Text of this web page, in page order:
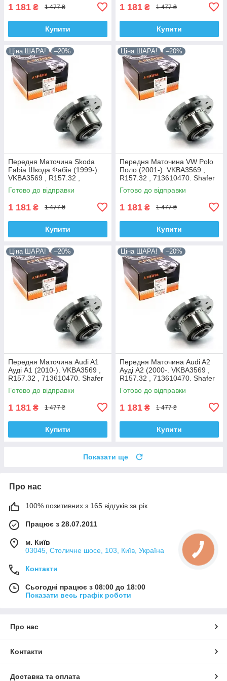
1 181 ₴ 1 477 ₴
Купити
1 181 ₴ 1 477 ₴
Купити
Ціна ШАРА! –20%
Передня Маточина Skoda
Fabia Шкода Фабія (1999-).
VKBA3569 , R157.32 ,
713610470. Shafer Австрія
Готово до відправки
1 181 ₴ 1 477 ₴
Купити
Ціна ШАРА! –20%
Передня Маточина VW Polo
Поло (2001-). VKBA3569 ,
R157.32 , 713610470. Shafer
Австрія
Готово до відправки
1 181 ₴ 1 477 ₴
Купити
Ціна ШАРА! –20%
Передня Маточина Audi A1
Ауді А1 (2010-). VKBA3569 ,
R157.32 , 713610470. Shafer
Австрія
Готово до відправки
1 181 ₴ 1 477 ₴
Купити
Ціна ШАРА! –20%
Передня Маточина Audi A2
Ауді А2 (2000-. VKBA3569 ,
R157.32 , 713610470. Shafer
Австрія
Готово до відправки
1 181 ₴ 1 477 ₴
Купити
Показати ще
Про нас
100% позитивних з 165 відгуків за рік
Працює з 28.07.2011
м. Київ
03045, Столичне шосе, 103, Київ, Україна
Контакти
Сьогодні працює з 08:00 до 18:00
Показати весь графік роботи
Про нас
Контакти
Доставка та оплата